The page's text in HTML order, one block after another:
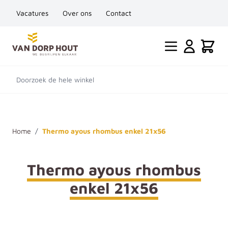
Vacatures Over ons Contact
Ga naar de inhoud
Cart
Doorzoek de hele winkel
Home / Thermo ayous rhombus enkel 21x56
Thermo ayous rhombus
enkel 21x56